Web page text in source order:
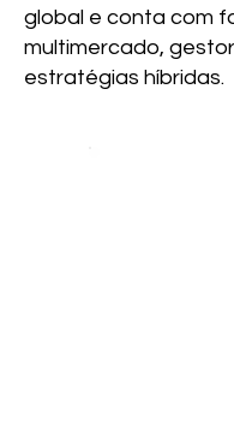
global e conta com
multimercado,
estratégias híbridas.